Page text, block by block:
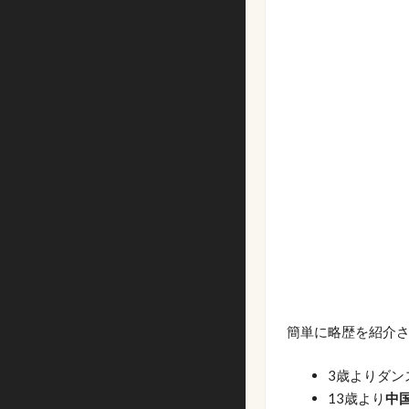
簡単に略歴を紹介
3歳よりダン
13歳より中